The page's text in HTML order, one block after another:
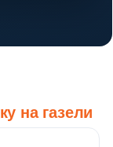
на газели